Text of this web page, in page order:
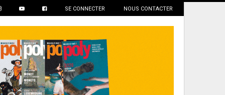
SE CONNECTER NOUS CONTACTER